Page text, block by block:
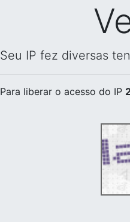
Seu IP fez diversas
Para liberar o acesso do IP